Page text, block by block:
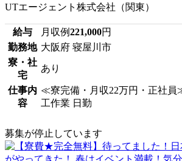
UTエージェント株式会社（関東）
給与 月収例221,000円
勤務地 大阪府 寝屋川市
寮・社
宅
あり
仕事内
容
≪寮完備・月収22万円・正社
工作業 日勤
募集が停止しています